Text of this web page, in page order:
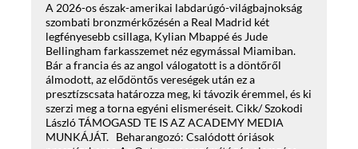
A 2026-os észak-amerikai labdarúgó-világbajnokság
szombati bronzmérkőzésén a Real Madrid két
legfényesebb csillaga, Kylian Mbappé és Jude
Bellingham farkasszemet néz egymással Miamiban.
Bár a francia és az angol válogatott is a döntőről
álmodott, az elődöntős vereségek után ez a
presztízscsata határozza meg, ki távozik éremmel, és ki
szerzi meg a torna egyéni elismeréseit. Cikk/ Szokodi
László TÁMOGASD TE IS AZ ACADEMY MEDIA
MUNKÁJÁT. Beharangozó: Csalódott óriások